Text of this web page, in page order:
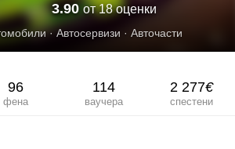
3.90 от 18 оценки
· Автосервизи · Авточасти
96
фена
114
ваучера
2 277€
спестени